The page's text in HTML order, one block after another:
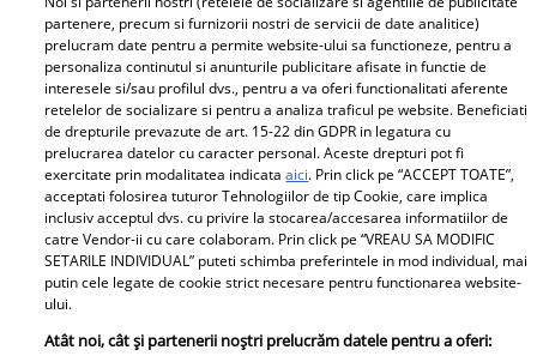
partenere, precum si furnizorii nostri de servicii de date analitice)
prelucram date pentru a permite website-ului sa functioneze, pentru a
personaliza continutul si anunturile publicitare afisate in functie de
interesele si/sau profilul dvs., pentru a va oferi functionalitati aferente
retelelor de socializare si pentru a analiza traficul pe website. Beneficiati
de drepturile prevazute de art. 15-22 din GDPR in legatura cu
prelucrarea datelor cu caracter personal. Aceste drepturi pot fi
exercitate prin modalitatea indicataaici. Prin click pe “ACCEPT TOATE”,
acceptati folosirea tuturor Tehnologiilor de tip Cookie, care implica
inclusiv acceptul dvs. cu privire la stocarea/accesarea informatiilor de
catre Vendor-ii cu care colaboram. Prin click pe “VREAU SA MODIFIC
SETARILE INDIVIDUAL” puteti schimba preferintele in mod individual, mai
putin cele legate de cookie strict necesare pentru functionarea website-
ului.
Atât noi, cât și partenerii noștri prelucrăm datele pentru a oferi: